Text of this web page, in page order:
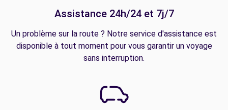
Assistance 24h/24 et 7j/7
Un problème sur la route ? Notre service d'assistance est
disponible à tout moment pour vous garantir un voyage
sans interruption.